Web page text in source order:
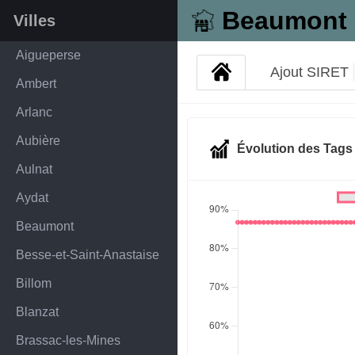
Beaumont
Villes
Aigueperse
Ambert
Arlanc
Aubière
Aulnat
Aydat
Beaumont
Besse-et-Saint-Anastaise
Billom
Blanzat
Brassac-les-Mines
Ajout SIRET
Évolution des